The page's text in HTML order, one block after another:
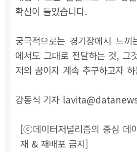
확신이 들었습니다.
궁극적으로는 경기장에서 느
에서도 그대로 전달하는 것, 그
저의 꿈이자 계속 추구하고자
강동식 기자
[ⓒ데이터저널리즘의 중심 데
재 & 재배포 금지]